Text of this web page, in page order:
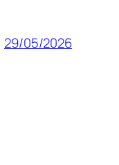
29/05/2026